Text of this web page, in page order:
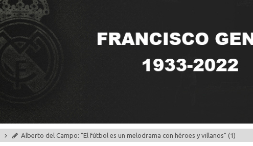
Alberto del Campo: "El fútbol es un melodrama con héroes y villanos" (1)